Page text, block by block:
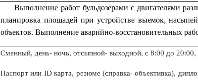
Выполнение работ бульдозерами с двигателями
планировка площадей при устройстве выемок,
объектов. Выполнение аварийно-восстановительных
Сменный, день- ночь, отсыпной- выходной, с 8:00 до 20:00,
Паспорт или IDкарта, резюме (справка- объективка),